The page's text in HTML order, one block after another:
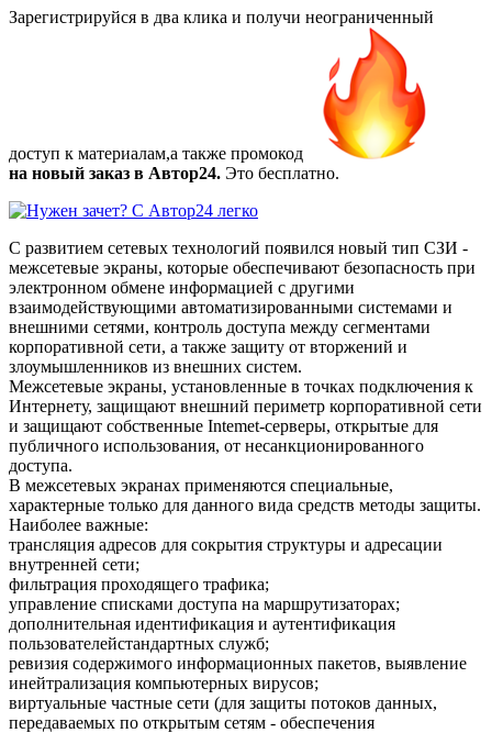
Зарегистрируйся в два клика и получи неограниченный
доступ к материалам,а также промокод
на новый заказ в Автор24. Это бесплатно.
С развитием сетевых технологий появился новый тип СЗИ -
межсетевые экраны, которые обеспечивают безопасность при
электронном обмене информацией с другими
взаимодействующими автоматизированными системами и
внешними сетями, контроль доступа между сегментами
корпоративной сети, а также защиту от вторжений и
злоумышленников из внешних систем.
Межсетевые экраны, установленные в точках подключения к
Интернету, защищают внешний периметр корпоративной сети
и защищают собственные Intemet-серверы, открытые для
публичного использования, от несанкционированного
доступа.
В межсетевых экранах применяются специальные,
характерные только для данного вида средств методы защиты.
Наиболее важные:
трансляция адресов для сокрытия структуры и адресации
внутренней сети;
фильтрация проходящего трафика;
управление списками доступа на маршрутизаторах;
дополнительная идентификация и аутентификация
пользователейстандартных служб;
ревизия содержимого информационных пакетов, выявление
инейтрализация компьютерных вирусов;
виртуальные частные сети (для защиты потоков данных,
передаваемых по открытым сетям - обеспечения